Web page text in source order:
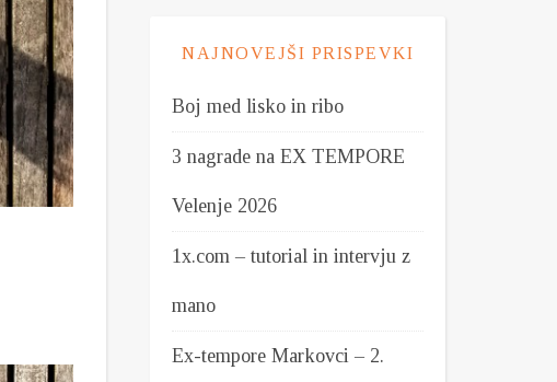
NAJNOVEJŠI PRISPEVKI
Boj med lisko in ribo
3 nagrade na EX TEMPORE
Velenje 2026
1x.com – tutorial in intervju z
mano
Ex-tempore Markovci – 2.